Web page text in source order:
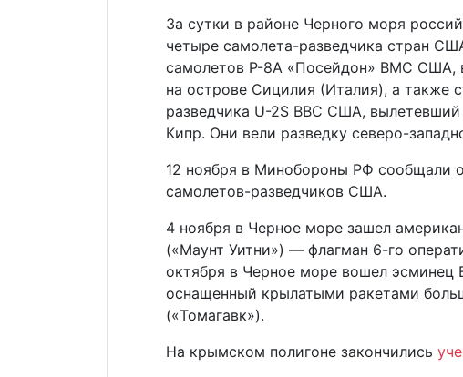
За сутки в районе Черного моря
четыре самолета-разведчика стран
самолетов P-8А «Посейдон» ВМС США,
на острове Сицилия (Италия), а также
разведчика U-2S ВВС США,
Кипр. Они вели разведку северо-
12 ноября в Минобороны РФ сообщали
самолетов-разведчиков США.
4 ноября в Черное море зашел
(«Маунт Уитни») — флагман 6-го
октября в Черное море вошел
оснащенный крылатыми ракетами
(«Томагавк»).
На крымском полигоне закончились